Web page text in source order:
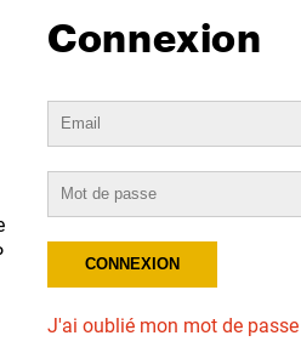
Connexion
J'ai oublié mon mot de passe